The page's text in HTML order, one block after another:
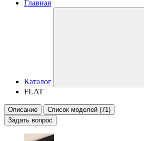
Главная
Каталог
FLAT
Описание
Список моделей (71)
Задать вопрос